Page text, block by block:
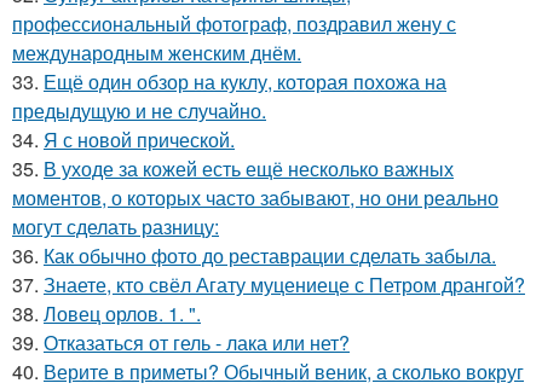
профессиональный фотограф, поздравил жену с
международным женским днём.
33. Ещё один обзор на куклу, которая похожа на
предыдущую и не случайно.
34. Я с новой прической.
35. В уходе за кожей есть ещё несколько важных
моментов, о которых часто забывают, но они реально
могут сделать разницу:
36. Как обычно фото до реставрации сделать забыла.
37. Знаете, кто свёл Агату муцениеце с Петром дрангой?
38. Ловец орлов. 1. ".
39. Отказаться от гель - лака или нет?
40. Верите в приметы? Обычный веник, а сколько вокруг